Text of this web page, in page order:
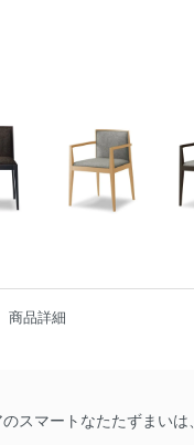
商品詳細
のスマートなたたずまい